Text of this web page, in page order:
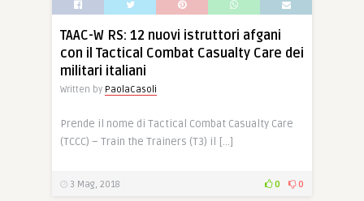
TAAC-W RS: 12 nuovi istruttori afgani
con il Tactical Combat Casualty Care dei
militari italiani
Written by PaolaCasoli
Prende il nome di Tactical Combat Casualty Care
(TCCC) – Train the Trainers (T3) il […]
3 Mag, 2018 0 0